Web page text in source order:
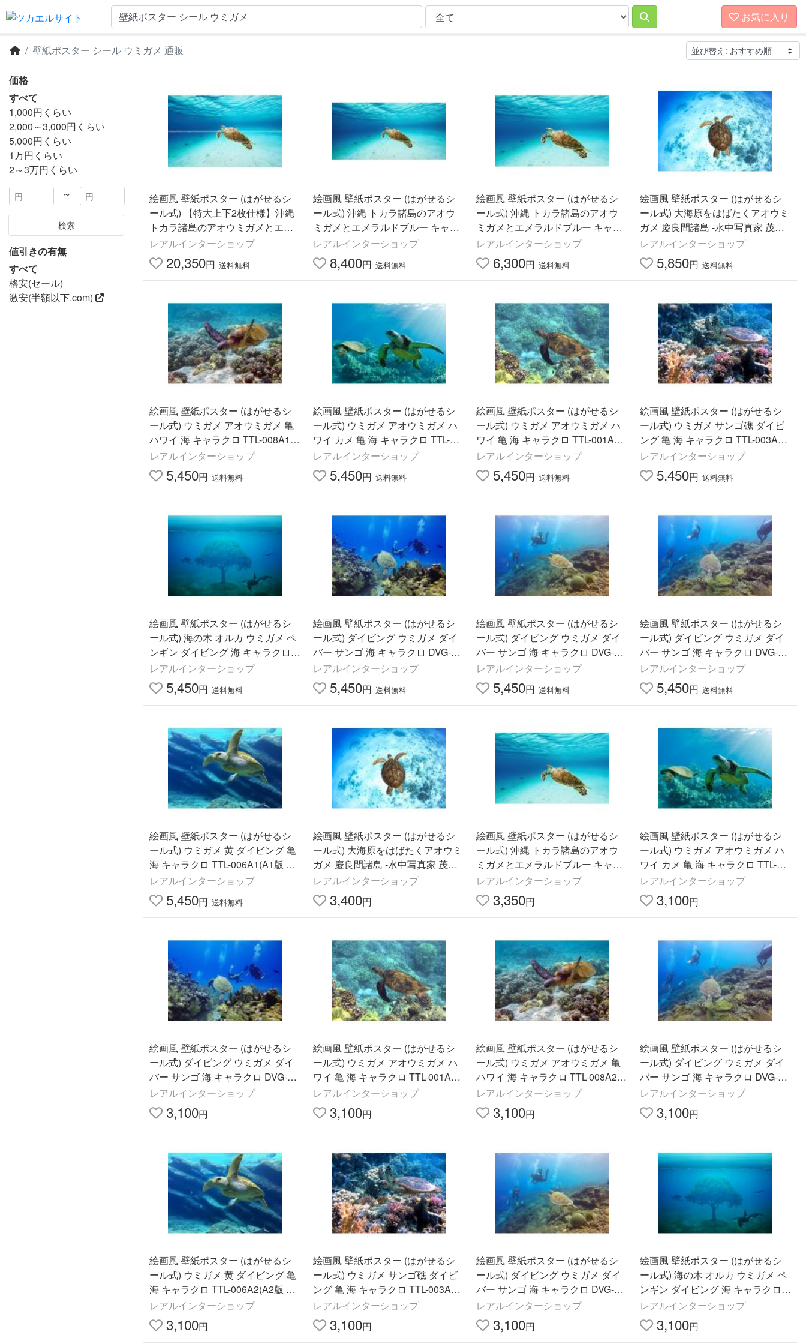
お気に入り
壁紙ポスター シール ウミガメ 通販
価格
すべて
1,000円くらい
2,000～3,000円くらい
5,000円くらい
1万円くらい
2～3万円くらい
～
検索
値引きの有無
すべて
格安(セール)
激安(半額以下.com)
絵画風 壁紙ポスター (はがせるシ
ール式) 【特大上下2枚仕様】沖縄
トカラ諸島のアオウミガメとエメ
ラルドブルー M-OKN-012L1W(パ
ノラマL版 1843mm×576mm×2枚)
レアルインターショップ
20,350円 送料無料
絵画風 壁紙ポスター (はがせるシ
ール式) 沖縄 トカラ諸島のアオウ
ミガメとエメラルドブルー キャラ
クロ M-OKN-012S1(パノラマS版 1
152mm×576mm)＜日本製＞
レアルインターショップ
8,400円 送料無料
絵画風 壁紙ポスター (はがせるシ
ール式) 沖縄 トカラ諸島のアオウ
ミガメとエメラルドブルー キャラ
クロ M-OKN-012W1(ワイド版 921
mm×576mm)＜日本製＞
レアルインターショップ
6,300円 送料無料
絵画風 壁紙ポスター (はがせるシ
ール式) 大海原をはばたくアオウミ
ガメ 慶良間諸島 -水中写真家 茂野
優太- キャラクロ S-UWH-006A1(A
1版 830mm×585mm)
レアルインターショップ
5,850円 送料無料
絵画風 壁紙ポスター (はがせるシ
ール式) ウミガメ アオウミガメ 亀
ハワイ 海 キャラクロ TTL-008A1(A
1版 830mm×585mm)＜日本製＞
レアルインターショップ
5,450円 送料無料
絵画風 壁紙ポスター (はがせるシ
ール式) ウミガメ アオウミガメ ハ
ワイ カメ 亀 海 キャラクロ TTL-00
2A1(A1版 830mm×585mm)＜日本
製＞
レアルインターショップ
5,450円 送料無料
絵画風 壁紙ポスター (はがせるシ
ール式) ウミガメ アオウミガメ ハ
ワイ 亀 海 キャラクロ TTL-001A1
(A1版 830mm×585mm)＜日本製＞
レアルインターショップ
5,450円 送料無料
絵画風 壁紙ポスター (はがせるシ
ール式) ウミガメ サンゴ礁 ダイビ
ング 亀 海 キャラクロ TTL-003A1
(A1版 830mm×585mm)＜日本製＞
レアルインターショップ
5,450円 送料無料
絵画風 壁紙ポスター (はがせるシ
ール式) 海の木 オルカ ウミガメ ペ
ンギン ダイビング 海 キャラクロ D
VG-018A1(A1版 830mm×585mm)
＜日本製＞
レアルインターショップ
5,450円 送料無料
絵画風 壁紙ポスター (はがせるシ
ール式) ダイビング ウミガメ ダイ
バー サンゴ 海 キャラクロ DVG-01
2A1(A1版 830mm×585mm)＜日本
製＞
レアルインターショップ
5,450円 送料無料
絵画風 壁紙ポスター (はがせるシ
ール式) ダイビング ウミガメ ダイ
バー サンゴ 海 キャラクロ DVG-01
4A1(A1版 830mm×585mm)＜日本
製＞
レアルインターショップ
5,450円 送料無料
絵画風 壁紙ポスター (はがせるシ
ール式) ダイビング ウミガメ ダイ
バー サンゴ 海 キャラクロ DVG-01
3A1(A1版 830mm×585mm)＜日本
製＞
レアルインターショップ
5,450円 送料無料
絵画風 壁紙ポスター (はがせるシ
ール式) ウミガメ 黄 ダイビング 亀
海 キャラクロ TTL-006A1(A1版 83
0mm×585mm)＜日本製＞
レアルインターショップ
5,450円 送料無料
絵画風 壁紙ポスター (はがせるシ
ール式) 大海原をはばたくアオウミ
ガメ 慶良間諸島 -水中写真家 茂野
優太- キャラクロ S-UWH-006A2(A
2版 594mm×420mm)
レアルインターショップ
3,400円
絵画風 壁紙ポスター (はがせるシ
ール式) 沖縄 トカラ諸島のアオウ
ミガメとエメラルドブルー キャラ
クロ M-OKN-012W2(ワイド版 603
mm×376mm)＜日本製＞
レアルインターショップ
3,350円
絵画風 壁紙ポスター (はがせるシ
ール式) ウミガメ アオウミガメ ハ
ワイ カメ 亀 海 キャラクロ TTL-00
2A2(A2版 594mm×420mm)＜日本
製＞
レアルインターショップ
3,100円
絵画風 壁紙ポスター (はがせるシ
ール式) ダイビング ウミガメ ダイ
バー サンゴ 海 キャラクロ DVG-01
2A2(A2版 594mm×420mm)＜日本
製＞
レアルインターショップ
3,100円
絵画風 壁紙ポスター (はがせるシ
ール式) ウミガメ アオウミガメ ハ
ワイ 亀 海 キャラクロ TTL-001A2
(A2版 594mm×420mm)＜日本製＞
レアルインターショップ
3,100円
絵画風 壁紙ポスター (はがせるシ
ール式) ウミガメ アオウミガメ 亀
ハワイ 海 キャラクロ TTL-008A2(A
2版 594mm×420mm)＜日本製＞
レアルインターショップ
3,100円
絵画風 壁紙ポスター (はがせるシ
ール式) ダイビング ウミガメ ダイ
バー サンゴ 海 キャラクロ DVG-01
3A2(A2版 594mm×420mm)＜日本
製＞
レアルインターショップ
3,100円
絵画風 壁紙ポスター (はがせるシ
ール式) ウミガメ 黄 ダイビング 亀
海 キャラクロ TTL-006A2(A2版 59
4mm×420mm)＜日本製＞
レアルインターショップ
3,100円
絵画風 壁紙ポスター (はがせるシ
ール式) ウミガメ サンゴ礁 ダイビ
ング 亀 海 キャラクロ TTL-003A2
(A2版 594mm×420mm)＜日本製＞
レアルインターショップ
3,100円
絵画風 壁紙ポスター (はがせるシ
ール式) ダイビング ウミガメ ダイ
バー サンゴ 海 キャラクロ DVG-01
4A2(A2版 594mm×420mm)＜日本
製＞
レアルインターショップ
3,100円
絵画風 壁紙ポスター (はがせるシ
ール式) 海の木 オルカ ウミガメ ペ
ンギン ダイビング 海 キャラクロ D
VG-018A2(A2版 594mm×420mm)
＜日本製＞
レアルインターショップ
3,100円